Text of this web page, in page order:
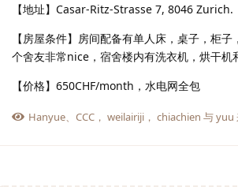
【地址】Casar-Ritz-Strasse 7, 8046 Zurich.
【房屋条件】房间配备有单人床，桌子，柜
个舍友非常nice，宿舍楼内有洗衣机，烘干机
【价格】650CHF/month，水电网全包
Hanyue、 CCC ， weilairiji ， chiachien 与yuu